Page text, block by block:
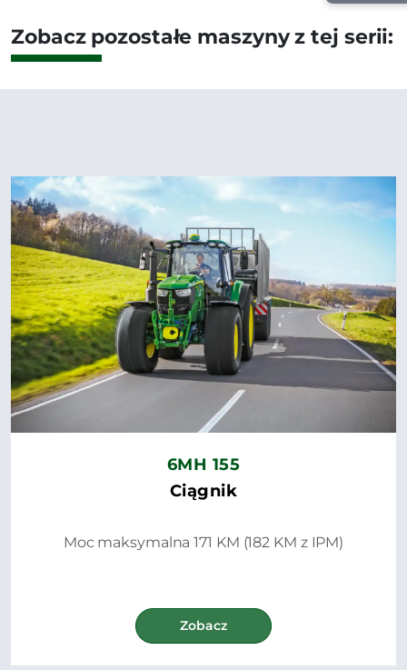
Zobacz pozostałe maszyny z tej serii:
6MH 155
Ciągnik
Moc maksymalna 171 KM (182 KM z IPM)
Zobacz